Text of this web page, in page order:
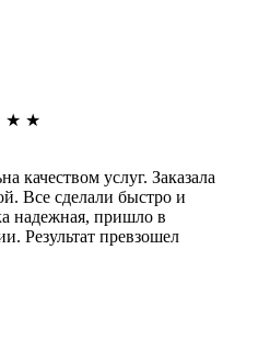
★ ★
качеством услуг. Заказала
Все сделали быстро и
надежная, пришло в
Результат превзошел